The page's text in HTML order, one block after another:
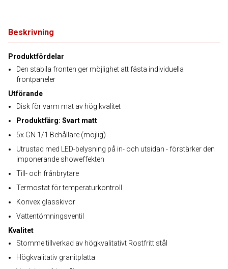
Beskrivning
Produktfördelar
Den stabila fronten ger möjlighet att fästa individuella
frontpaneler
Utförande
Disk för varm mat av hög kvalitet
Produktfärg: Svart matt
5x GN 1/1 Behållare (möjlig)
Utrustad med LED-belysning på in- och utsidan - förstärker den
imponerande showeffekten
Till- och frånbrytare
Termostat för temperaturkontroll
Konvex glasskivor
Vattentömningsventil
Kvalitet
Stomme tillverkad av högkvalitativt Rostfritt stål
Högkvalitativ granitplatta